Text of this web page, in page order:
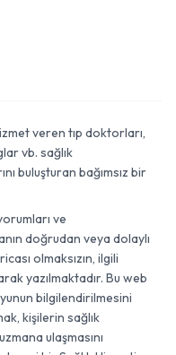
veren tıp doktorları,
vb. sağlık
buluşturan bağımsız bir
ve
doğrudan veya dolaylı
olmaksızın, ilgili
yazılmaktadır. Bu web
bilgilendirilmesini
kişilerin sağlık
ulaşmasını